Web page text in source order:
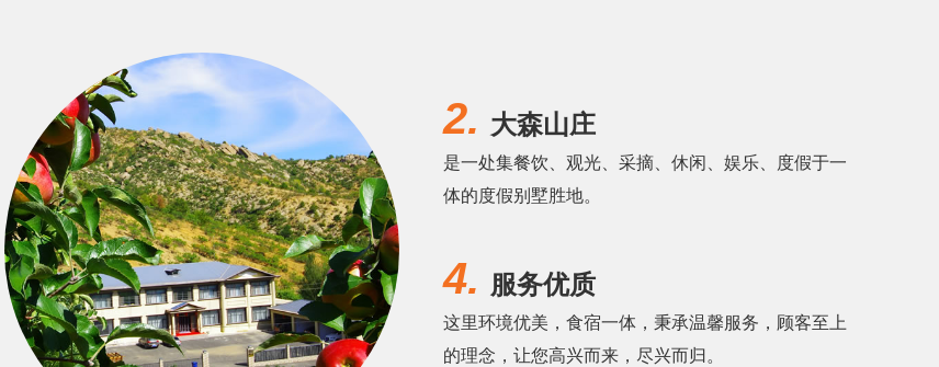
2. 大森山庄
是一处集餐饮、观光、采摘、休闲、娱乐、度假于一
体的度假别墅胜地。
4. 服务优质
这里环境优美，食宿一体，秉承温馨服务，顾客至上
的理念，让您高兴而来，尽兴而归。